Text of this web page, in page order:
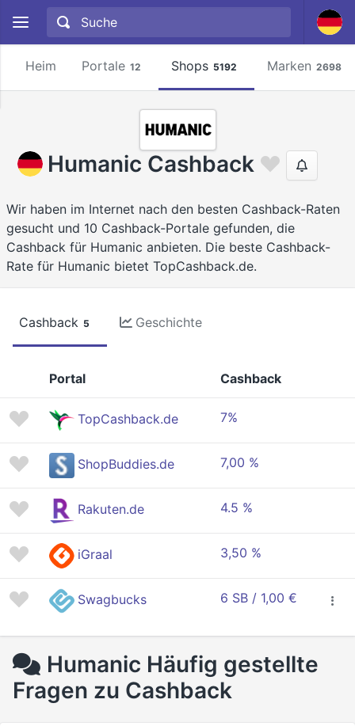
Heim Portale 12 Shops 5192 Marken 2698
Humanic Cashback
Wir haben im Internet nach den besten Cashback-Raten
gesucht und 10 Cashback-Portale gefunden, die
Cashback für Humanic anbieten. Die beste Cashback-
Rate für Humanic bietet TopCashback.de.
Cashback 5 Geschichte
Portal Cashback
TopCashback.de 7%
ShopBuddies.de 7,00 %
Rakuten.de 4.5 %
iGraal 3,50 %
Swagbucks 6 SB / 1,00 €
Humanic Häufig gestellte
Fragen zu Cashback